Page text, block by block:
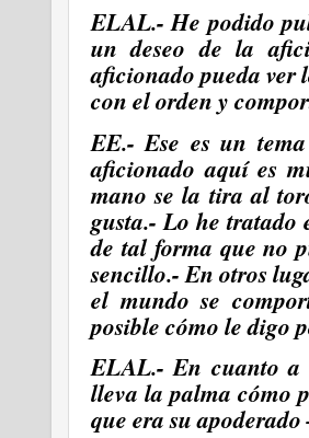
ELAL.- He podido
un deseo de la
aficionado pueda ver
con el orden y
EE.- Ese es un
aficionado aquí es
mano se la tira al
gusta.- Lo he tratado
de tal forma que no
sencillo.- En otros
el mundo se
posible cómo le digo
ELAL.- En cuanto a
lleva la palma cómo
que era su